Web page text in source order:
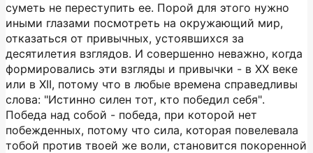
суметь не переступить ее. Порой для этого нужно
иными глазами посмотреть на окружающий мир,
отказаться от привычных, устоявшихся за
десятилетия взглядов. И совершенно неважно, когда
формировались эти взгляды и привычки - в XX веке
или в XII, потому что в любые времена справедливы
слова: "Истинно силен тот, кто победил себя".
Победа над собой - победа, при которой нет
побежденных, потому что сила, которая повелевала
тобой против твоей же воли, становится покоренной